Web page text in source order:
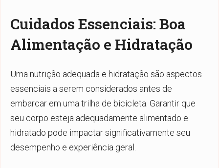
Cuidados Essenciais: Boa
Alimentação e Hidratação
Uma nutrição adequada e hidratação são aspectos
essenciais a serem considerados antes de
embarcar em uma trilha de bicicleta. Garantir que
seu corpo esteja adequadamente alimentado e
hidratado pode impactar significativamente seu
desempenho e experiência geral.